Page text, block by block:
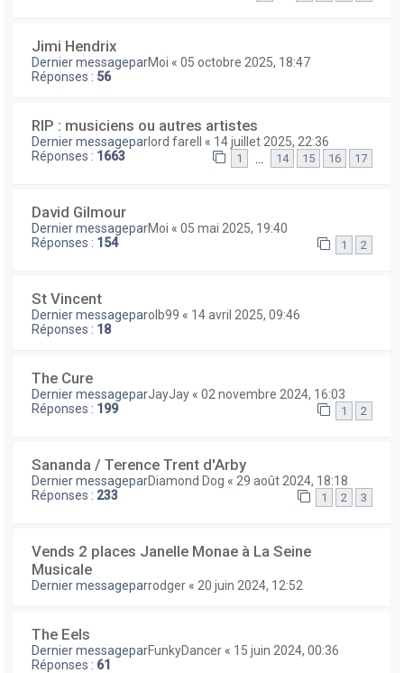
Jimi Hendrix
Dernier messageparMoi « 05 octobre 2025, 18:47
Réponses : 56
RIP : musiciens ou autres artistes
Dernier messageparlord farell « 14 juillet 2025, 22:36
Réponses : 1663 1 14 15 16 17
David Gilmour
Dernier messageparMoi « 05 mai 2025, 19:40
Réponses : 154 1 2
St Vincent
Dernier messageparolb99 « 14 avril 2025, 09:46
Réponses : 18
The Cure
Dernier messageparJayJay « 02 novembre 2024, 16:03
Réponses : 199 1 2
Sananda / Terence Trent d'Arby
Dernier messageparDiamond Dog « 29 août 2024, 18:18
Réponses : 233 1 2 3
Vends 2 places Janelle Monae à La Seine
Musicale
Dernier messageparrodger « 20 juin 2024, 12:52
The Eels
Dernier messageparFunkyDancer « 15 juin 2024, 00:36
Réponses : 61